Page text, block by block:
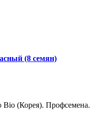
(8 семян)
Bio (Корея). Профсемена.